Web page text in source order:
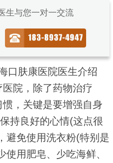
生与您一对一交流
口肤康医院医生介绍
院，除了药物治疗
，关键是要增强自身
持良好的心情(这点很
避免使用洗衣粉(特别是
用肥皂、少吃海鲜、